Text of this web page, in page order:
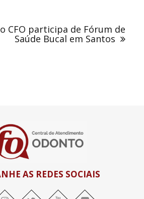
CFO participa de Fórum de
Saúde Bucal em Santos
AS REDES SOCIAIS